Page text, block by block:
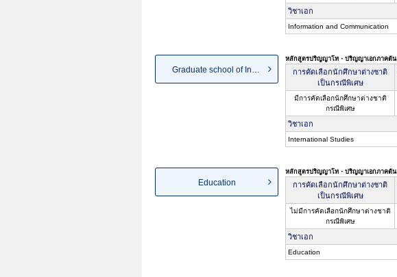
วิชาเอก
Information and Communication
Graduate school of Internatio...
หลักสูตรปริญญาโท・ปริญญาเอกภาคต้น
การคัดเลือกนักศึกษาต่างชาติ
เป็นกรณีพิเศษ
มีการคัดเลือกนักศึกษาต่างชาติ
กรณีพิเศษ
วิชาเอก
International Studies
Education
หลักสูตรปริญญาโท・ปริญญาเอกภาคต้น
การคัดเลือกนักศึกษาต่างชาติ
เป็นกรณีพิเศษ
ไม่มีการคัดเลือกนักศึกษาต่างชาติ
กรณีพิเศษ
วิชาเอก
Education